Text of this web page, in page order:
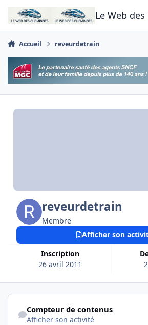
Aller au contenu
Le Web
Accueil reveurdetrain
reveurdetrain
Membre
Inscription
26 avril 2011
Afficher son
Afficher son activité
Compteur de contenus
Afficher son activité